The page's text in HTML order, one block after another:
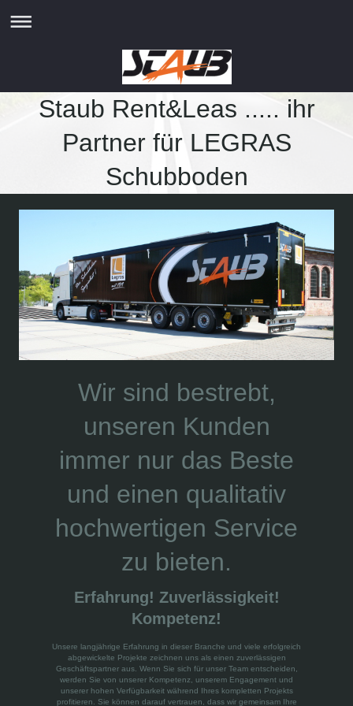
Staub Rent&Leas ..... ihr
Partner für LEGRAS
Schubboden
Wir sind bestrebt,
unseren Kunden
immer nur das Beste
und einen qualitativ
hochwertigen Service
zu bieten.
Erfahrung! Zuverlässigkeit!
Kompetenz!
Unsere langjährige Erfahrung in dieser Branche und viele erfolgreich
abgewickelte Projekte zeichnen uns als einen zuverlässigen
Geschäftspartner aus. Wenn Sie sich für unser Team entscheiden,
werden Sie von unserer Kompetenz, unserem Engagement und
unserer hohen Verfügbarkeit während Ihres kompletten Projekts
profitieren. Sie können darauf vertrauen, dass wir gemeinsam Ihre